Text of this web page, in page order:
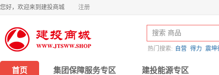
您好，欢迎来到建投商城 注册
热门搜索: 自营 得力 震坤
首页 集团保障服务专区 建投能源专区